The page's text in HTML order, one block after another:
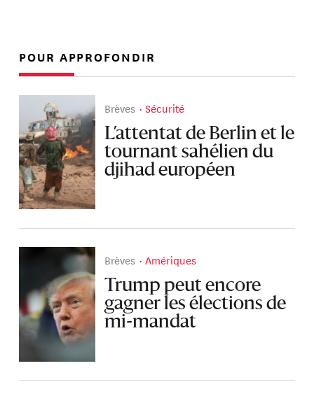
POUR APPROFONDIR
Brèves Sécurité
L’attentat de Berlin et le
tournant sahélien du
djihad européen
Brèves Amériques
Trump peut encore
gagner les élections de
mi-mandat